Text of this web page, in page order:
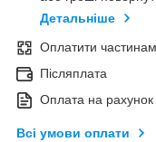
Детальніше
Оплатити
Післяплата
Оплата на рахунок
Всі умови оплати